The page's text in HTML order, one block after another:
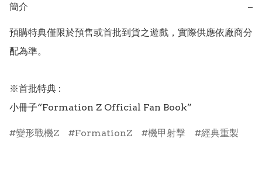
簡介 −
預購特典僅限於預售或首批到貨之遊戲，實際供應依廠商分
配為準。
※首批特典 :
小冊子“Formation Z Official Fan Book”
變形戰機Z FormationZ 機甲射擊 經典重製